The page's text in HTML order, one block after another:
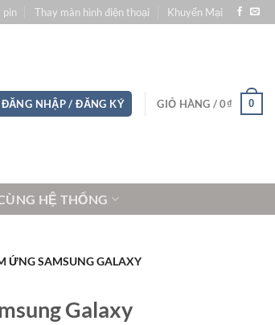
pin Thay màn hình điện thoại Khuyến Mại
ĐĂNG NHẬP / ĐĂNG KÝ GIỎ HÀNG /0₫ 0
HỆ THỐNG
ỨNG SAMSUNG GALAXY
Galaxy